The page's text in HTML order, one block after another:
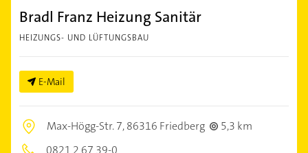
Bradl Franz Heizung Sanitär
HEIZUNGS- UND LÜFTUNGSBAU
E-Mail
Max-Högg-Str. 7,86316 Friedberg
5,3 km
0821 2 67 39-0